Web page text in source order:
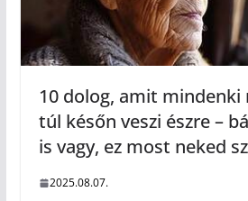
10 dolog, amit mindenki
túl későn veszi észre –
is vagy, ez most neked
2025.08.07.